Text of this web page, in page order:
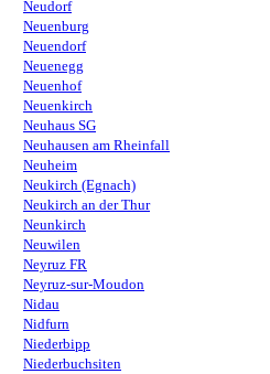
Neudorf
Neuenburg
Neuendorf
Neuenegg
Neuenhof
Neuenkirch
Neuhaus SG
Neuhausen am Rheinfall
Neuheim
Neukirch (Egnach)
Neukirch an der Thur
Neunkirch
Neuwilen
Neyruz FR
Neyruz-sur-Moudon
Nidau
Nidfurn
Niederbipp
Niederbuchsiten